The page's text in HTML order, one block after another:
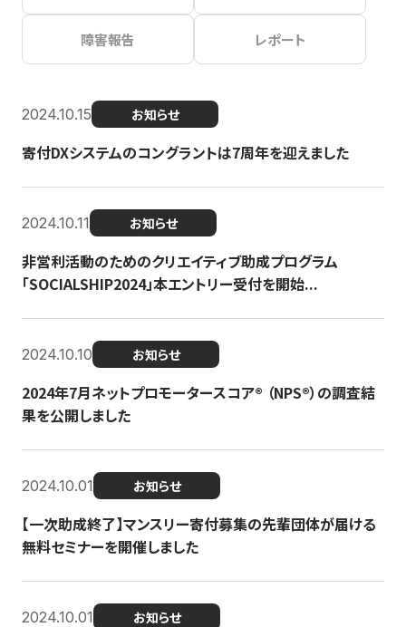
障害報告 レポート
2024.10.15 お知らせ
寄付DXシステムのコングラントは7周年を迎えました
2024.10.11 お知らせ
非営利活動のためのクリエイティブ助成プログラム
「SOCIALSHIP2024」本エントリー受付を開始...
2024.10.10 お知らせ
2024年7月ネットプロモータースコア®︎ （NPS®︎）の調査結
果を公開しました
2024.10.01 お知らせ
【一次助成終了】マンスリー寄付募集の先輩団体が届ける
無料セミナーを開催しました
2024.10.01 お知らせ